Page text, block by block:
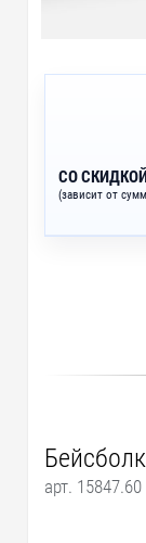
СО СКИДКОЙ
(зависит от
арт. 15847.60